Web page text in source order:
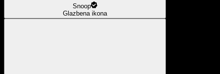
Snoop
Glazbena ikona